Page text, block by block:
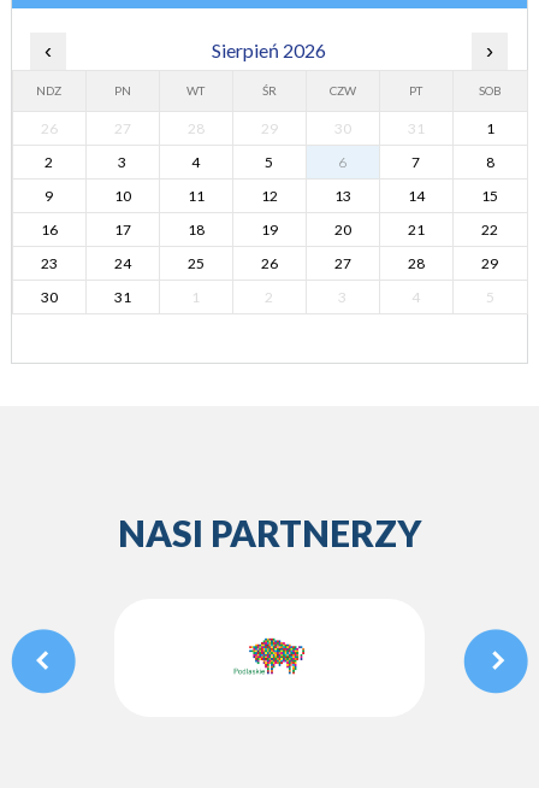
‹ Sierpień 2026 ›
NDZ PN WT ŚR CZW PT SOB
26 27 28 29 30 31
1
2
3 4 5 6 7
8
9
10 11 12 13 14
15
16
17 18 19 20 21
22
23
24 25 26 27 28
29
30
31 1 2 3 4 5
NASI PARTNERZY